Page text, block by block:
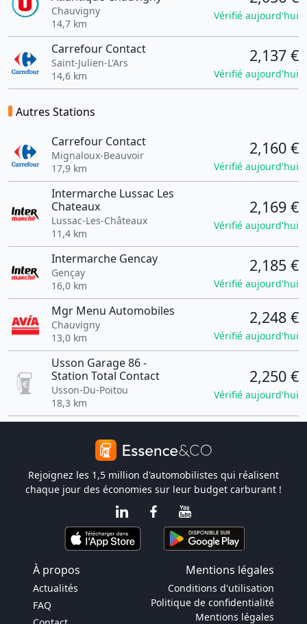
Chauvigny
14,7 km
Vérifié aujourd'hui
Carrefour Contact
Saint-Julien-L'Ars
14,6 km
2,137 €
Vérifié aujourd'hui
Autres Stations
Carrefour Contact
Mignaloux-Beauvoir
17,9 km
2,160 €
Vérifié aujourd'hui
Intermarche Lussac Les
Chateaux
Lussac-Les-Châteaux
11,4 km
2,169 €
Vérifié aujourd'hui
Intermarche Gencay
Gençay
16,0 km
2,185 €
Vérifié aujourd'hui
Mgr Menu Automobiles
Chauvigny
13,0 km
2,248 €
Vérifié aujourd'hui
Usson Garage 86 -
Station Total Contact
Usson-Du-Poitou
18,3 km
2,250 €
Vérifié aujourd'hui
Rejoignez les 1,5 million d'automobilistes qui réalisent
chaque jour des économies sur leur budget carburant !
À propos Mentions légales
Actualités
FAQ
Conditions d'utilisation
Politique de confidentialité
Mentions légales